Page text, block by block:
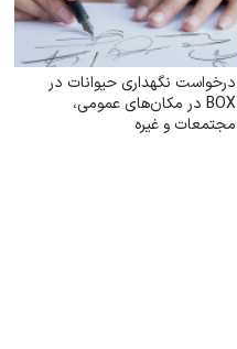
درخواست نگهداری حیوانات در
BOX در مکان‌های عمومی،
مجتمعات و غیره